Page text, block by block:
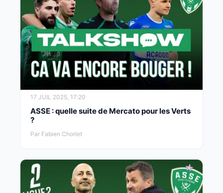
17 JUIL 2025, 17:20
ASSE : quelle suite de Mercato pour les Verts
?
Par Fabien Chorlet